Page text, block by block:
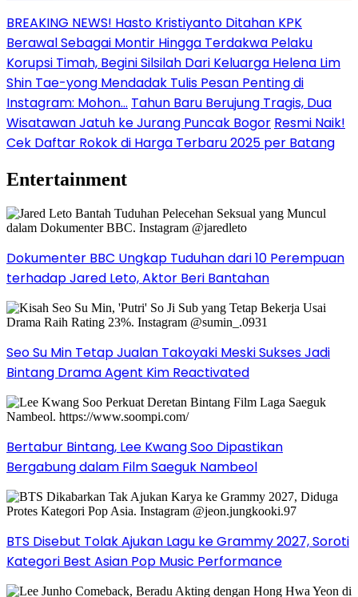
BREAKING NEWS! Hasto Kristiyanto Ditahan KPK
Berawal Sebagai Montir Hingga Terdakwa Pelaku
Korupsi Timah, Begini Silsilah Dari Keluarga Helena Lim
Shin Tae-yong Mendadak Tulis Pesan Penting di
Instagram: Mohon… Tahun Baru Berujung Tragis, Dua
Wisatawan Jatuh ke Jurang Puncak Bogor Resmi Naik!
Cek Daftar Rokok di Harga Terbaru 2025 per Batang
Entertainment
Dokumenter BBC Ungkap Tuduhan dari 10 Perempuan
terhadap Jared Leto, Aktor Beri Bantahan
Seo Su Min Tetap Jualan Takoyaki Meski Sukses Jadi
Bintang Drama Agent Kim Reactivated
Bertabur Bintang, Lee Kwang Soo Dipastikan
Bergabung dalam Film Saeguk Nambeol
BTS Disebut Tolak Ajukan Lagu ke Grammy 2027, Soroti
Kategori Best Asian Pop Music Performance